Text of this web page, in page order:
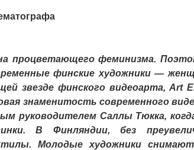
процветающего феминизма.
финские художники —
звезде финского видеоарта, Art
знаменитость современного
руководителем Саллы Тюкка,
В Финляндии, без
Молодые художники